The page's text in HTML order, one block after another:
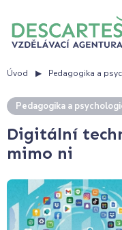
Úvod Pedagogika a
Pedagogika a
Digitální
mimo ni